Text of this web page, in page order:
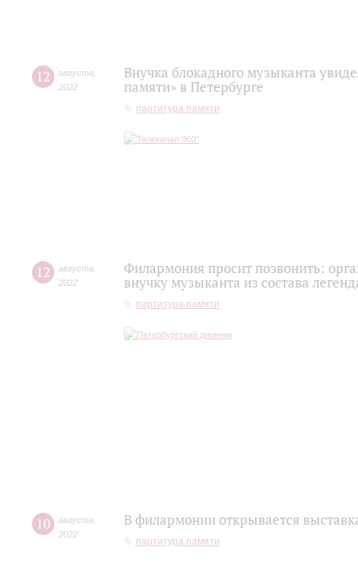
12 августа
2022
Внучка блокадного музыканта
памяти» в Петербурге
партитура памяти
12 августа
2022
Филармония просит позвонить:
внучку музыканта из состава
партитура памяти
10 августа
2022
В филармонии открывается
партитура памяти